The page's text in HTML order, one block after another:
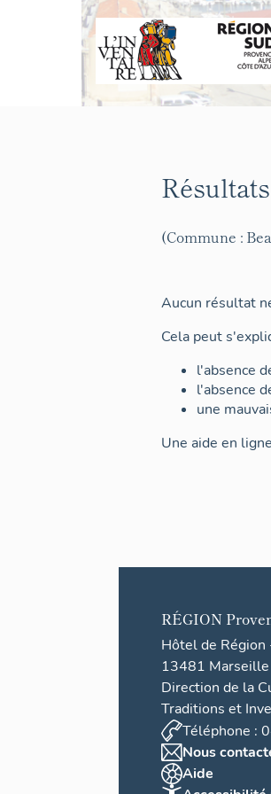
(Commune :
Aucun résultat
Cela peut
l'absence
l'absence
une
Une aide en
RÉGION
Hôtel de Région
13481 Marseille
Direction de la
Traditions et
Téléphone :
Nous
Aide